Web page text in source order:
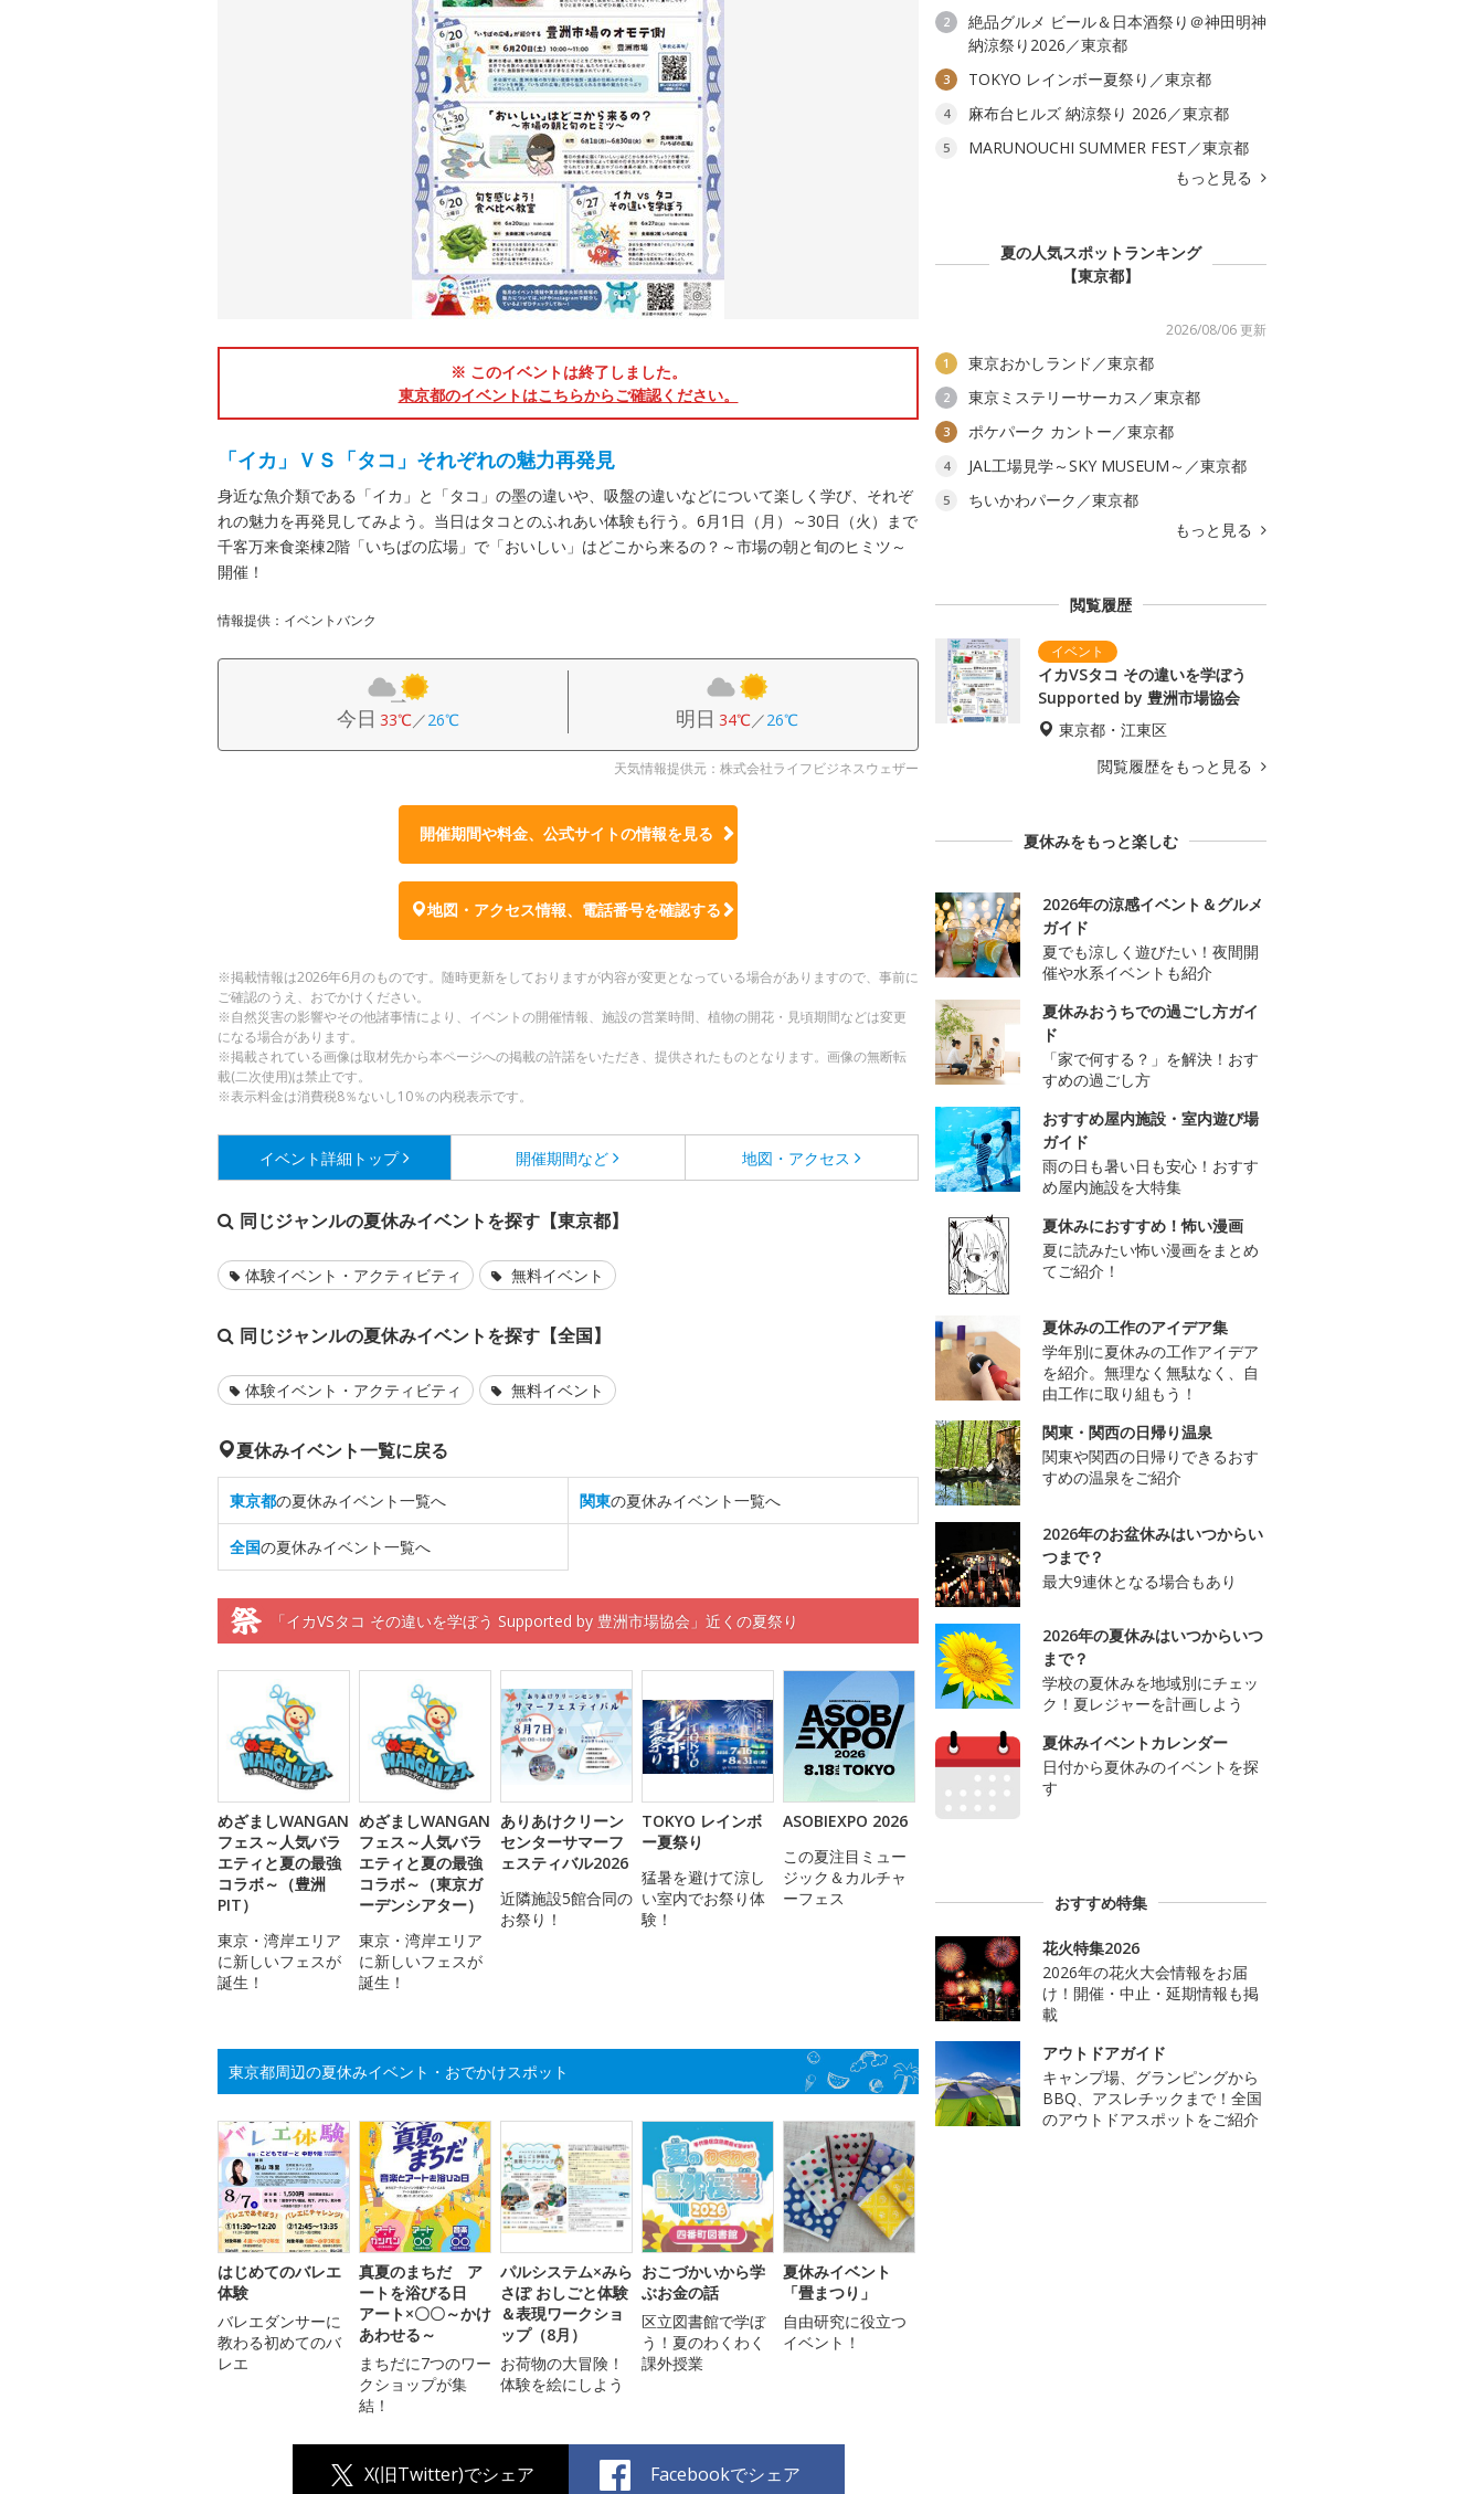
※ このイベントは終了しました。
東京都のイベントはこちらからご確認ください。
「イカ」ＶＳ「タコ」それぞれの魅力再発見
身近な魚介類である「イカ」と「タコ」の墨の違いや、吸盤の違いなどについて楽しく学び、それぞ
れの魅力を再発見してみよう。当日はタコとのふれあい体験も行う。6月1日（月）～30日（火）まで
千客万来食楽棟2階「いちばの広場」で「おいしい」はどこから来るの？～市場の朝と旬のヒミツ～
開催！
情報提供：イベントバンク
今日 33℃／26℃ 明日 34℃／26℃
天気情報提供元：株式会社ライフビジネスウェザー
開催期間や料金、公式サイトの情報を見る
地図・アクセス情報、電話番号を確認する
※掲載情報は2026年6月のものです。随時更新をしておりますが内容が変更となっている場合がありますので、事前に
ご確認のうえ、おでかけください。
※自然災害の影響やその他諸事情により、イベントの開催情報、施設の営業時間、植物の開花・見頃期間などは変更
になる場合があります。
※掲載されている画像は取材先から本ページへの掲載の許諾をいただき、提供されたものとなります。画像の無断転
載(二次使用)は禁止です。
※表示料金は消費税8％ないし10％の内税表示です。
イベント詳細 トップ 開催期間など 地図・アクセス
同じジャンルの夏休みイベントを探す【東京都】
体験イベント・アクティビティ 無料イベント
同じジャンルの夏休みイベントを探す【全国】
体験イベント・アクティビティ 無料イベント
夏休みイベント一覧に戻る
東京都の夏休みイベント一覧へ 関東の夏休みイベント一覧へ
全国の夏休みイベント一覧へ
「イカVSタコ その違いを学ぼう Supported by 豊洲市場協会」近くの夏祭り
めざましWANGAN
フェス～人気バラ
エティと夏の最強
コラボ～（豊洲
PIT）
東京・湾岸エリア
に新しいフェスが
誕生！
めざましWANGAN
フェス～人気バラ
エティと夏の最強
コラボ～（東京ガ
ーデンシアター）
東京・湾岸エリア
に新しいフェスが
誕生！
ありあけクリーン
センターサマーフ
ェスティバル2026
近隣施設5館合同の
お祭り！
TOKYO レインボ
ー夏祭り
猛暑を避けて涼し
い室内でお祭り体
験！
ASOBIEXPO 2026
この夏注目ミュー
ジック＆カルチャ
ーフェス
東京都周辺の夏休みイベント・おでかけスポット
はじめてのバレエ
体験
バレエダンサーに
教わる初めてのバ
レエ
真夏のまちだ ア
ートを浴びる日
アート×〇〇～かけ
あわせる～
まちだに7つのワー
クショップが集
結！
パルシステム×みら
さぽ おしごと体験
＆表現ワークショ
ップ（8月）
お荷物の大冒険！
体験を絵にしよう
おこづかいから学
ぶお金の話
区立図書館で学ぼ
う！夏のわくわく
課外授業
夏休みイベント
「畳まつり」
自由研究に役立つ
イベント！
X(旧Twitter)でシェア Facebookでシェア
2
絶品グルメ ビール＆日本酒祭り＠神田明神
納涼祭り2026／東京都
3 TOKYO レインボー夏祭り／東京都
4 麻布台ヒルズ 納涼祭り 2026／東京都
5
MARUNOUCHI SUMMER FEST／東京都
もっと見る
夏の人気スポットランキング
【東京都】
2026/08/06 更新
1 東京おかしランド／東京都
2 東京ミステリーサーカス／東京都
3 ポケパーク カントー／東京都
4 JAL工場見学～SKY MUSEUM～／東京都
5
ちいかわパーク／東京都
もっと見る
閲覧履歴
イカVSタコ その違いを学ぼう
Supported by 豊洲市場協会
東京都・江東区
閲覧履歴をもっと見る
夏休みをもっと楽しむ
2026年の涼感イベント＆グルメ
ガイド
夏でも涼しく遊びたい！夜間開
催や水系イベントも紹介
夏休みおうちでの過ごし方ガイ
ド
「家で何する？」を解決！おす
すめの過ごし方
おすすめ屋内施設・室内遊び場
ガイド
雨の日も暑い日も安心！おすす
め屋内施設を大特集
夏休みにおすすめ！怖い漫画
夏に読みたい怖い漫画をまとめ
てご紹介！
夏休みの工作のアイデア集
学年別に夏休みの工作アイデア
を紹介。無理なく無駄なく、自
由工作に取り組もう！
関東・関西の日帰り温泉
関東や関西の日帰りできるおす
すめの温泉をご紹介
2026年のお盆休みはいつからい
つまで？
最大9連休となる場合もあり
2026年の夏休みはいつからいつ
まで？
学校の夏休みを地域別にチェッ
ク！夏レジャーを計画しよう
夏休みイベントカレンダー
日付から夏休みのイベントを探
す
おすすめ特集
花火特集2026
2026年の花火大会情報をお届
け！開催・中止・延期情報も掲
載
アウトドアガイド
キャンプ場、グランピングから
BBQ、アスレチックまで！全国
のアウトドアスポットをご紹介